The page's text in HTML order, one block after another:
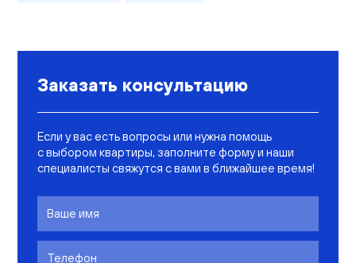
Заказать консультацию
Если у вас есть вопросы или нужна помощь
с выбором квартиры, заполните форму и наши
специалисты свяжутся с вами в ближайшее время!